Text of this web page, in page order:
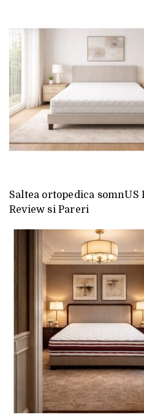
Saltea ortopedica
Review si Pareri